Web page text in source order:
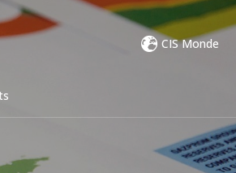
CIS Monde